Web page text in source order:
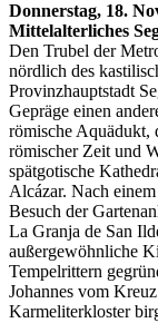
Donnerstag, 18.
Mittelalterliches
Den Trubel der
nördlich des
Provinzhauptstadt
Gepräge einen
römische Aquädukt,
römischer Zeit und
spätgotische
Alcázar. Nach
Besuch der
La Granja de San
außergewöhnliche
Tempelrittern
Johannes vom
Karmeliterkloster